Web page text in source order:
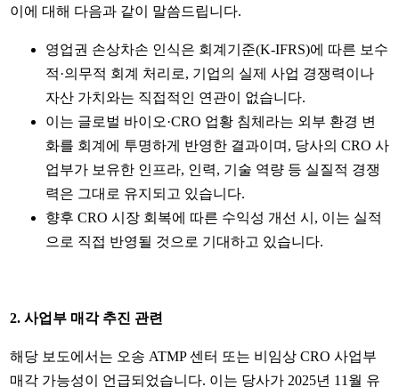
이에 대해 다음과 같이 말씀드립니다.
영업권 손상차손 인식은 회계기준(K-IFRS)에 따른 보수
적·의무적 회계 처리로, 기업의 실제 사업 경쟁력이나
자산 가치와는 직접적인 연관이 없습니다.
이는 글로벌 바이오·CRO 업황 침체라는 외부 환경 변
화를 회계에 투명하게 반영한 결과이며, 당사의 CRO 사
업부가 보유한 인프라, 인력, 기술 역량 등 실질적 경쟁
력은 그대로 유지되고 있습니다.
향후 CRO 시장 회복에 따른 수익성 개선 시, 이는 실적
으로 직접 반영될 것으로 기대하고 있습니다.
2. 사업부 매각 추진 관련
해당 보도에서는 오송 ATMP 센터 또는 비임상 CRO 사업부
매각 가능성이 언급되었습니다. 이는 당사가 2025년 11월 유